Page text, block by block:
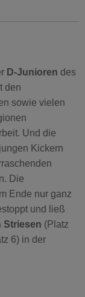
D-Junioren des
den
sowie vielen
Und die
Kickern
Die
Ende nur ganz
und ließ
Striesen (Platz
6) in der